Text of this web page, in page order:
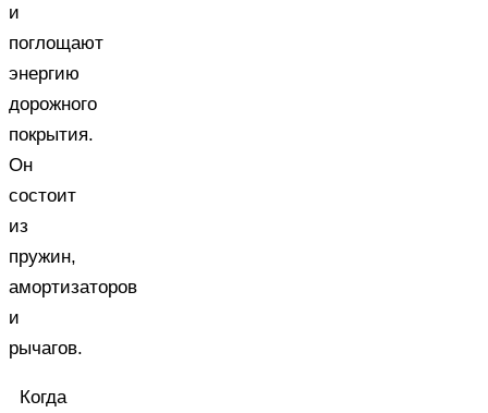
и
поглощают
энергию
дорожного
покрытия.
Он
состоит
из
пружин,
амортизаторов
и
рычагов.
Когда